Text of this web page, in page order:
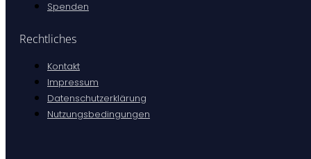
Spenden
Rechtliches
Kontakt
Impressum
Datenschutzerklärung
Nutzungsbedingungen